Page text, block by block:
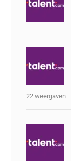
22 weergaven